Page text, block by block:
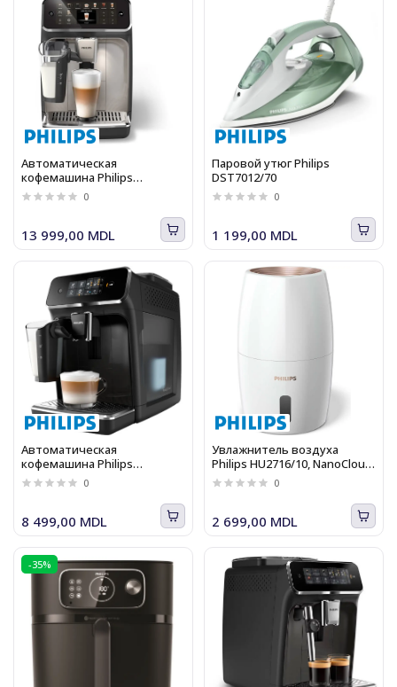
Автоматическая
кофемашина Philips
EP5547/90, 1,8 л, 1500 W, 15
бар, черный хром
0
13 999,00 MDL
Паровой утюг Philips
DST7012/70
0
1 199,00 MDL
Автоматическая
кофемашина Philips
EP2330/10 0
8 499,00 MDL
Увлажнитель воздуха
Philips HU2716/10, NanoCloud,
3 скорости, Auto &amp;
Sleep, до 32 м²
0
2 699,00 MDL
-35%